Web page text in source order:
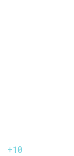
+10